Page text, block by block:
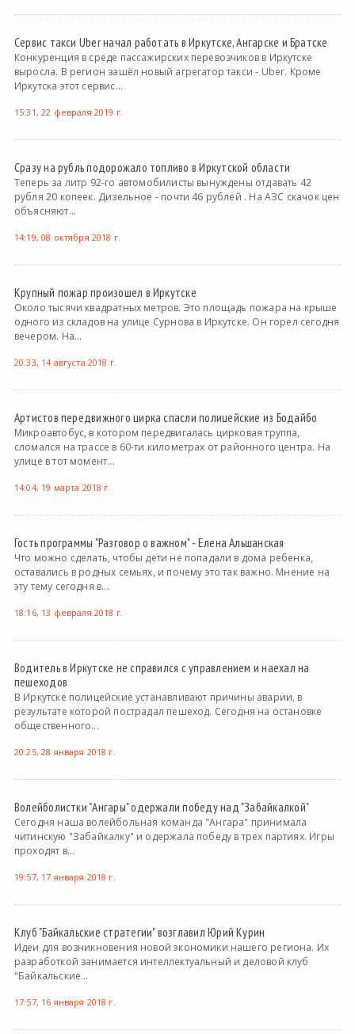
Сервис такси Uber начал работать в Иркутске, Ангарске и Братске
Конкуренция в среде пассажирских перевозчиков в Иркутске
выросла. В регион зашёл новый агрегатор такси - Uber. Кроме
Иркутска этот сервис...
15:31, 22 февраля 2019 г.
Сразу на рубль подорожало топливо в Иркутской области
Теперь за литр 92-го автомобилисты вынуждены отдавать 42
рубля 20 копеек. Дизельное - почти 46 рублей . На АЗС скачок цен
объясняют...
14:19, 08 октября 2018 г.
Крупный пожар произошел в Иркутске
Около тысячи квадратных метров. Это площадь пожара на крыше
одного из складов на улице Сурнова в Иркутске. Он горел сегодня
вечером. На...
20:33, 14 августа 2018 г.
Артистов передвижного цирка спасли полицейские из Бодайбо
Микроавтобус, в котором передвигалась цирковая труппа,
сломался на трассе в 60-ти километрах от районного центра. На
улице в тот момент...
14:04, 19 марта 2018 г.
Гость программы "Разговор о важном" - Елена Альшанская
Что можно сделать, чтобы дети не попадали в дома ребенка,
оставались в родных семьях, и почему это так важно. Мнение на
эту тему сегодня в...
18:16, 13 февраля 2018 г.
Водитель в Иркутске не справился с управлением и наехал на
пешеходов
В Иркутске полицейские устанавливают причины аварии, в
результате которой пострадал пешеход. Сегодня на остановке
общественного...
20:25, 28 января 2018 г.
Волейболистки "Ангары" одержали победу над "Забайкалкой"
Сегодня наша волейбольная команда "Ангара" принимала
читинскую "Забайкалку" и одержала победу в трех партиях. Игры
проходят в...
19:57, 17 января 2018 г.
Клуб "Байкальские стратегии" возглавил Юрий Курин
Идеи для возникновения новой экономики нашего региона. Их
разработкой занимается интеллектуальный и деловой клуб
"Байкальские...
17:57, 16 января 2018 г.